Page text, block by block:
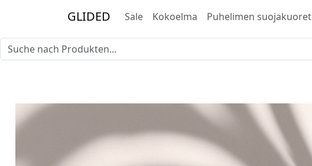
GLIDED Sale Kokoelma Puhelimen suojakuoret